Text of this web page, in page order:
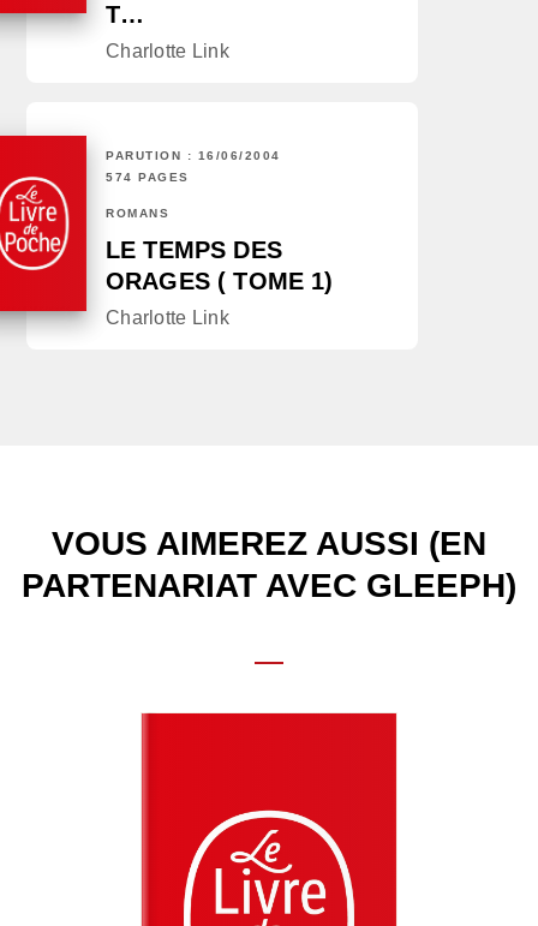
T…
Charlotte Link
PARUTION : 16/06/2004
574 PAGES
ROMANS
LE TEMPS DES
ORAGES ( TOME 1)
Charlotte Link
VOUS AIMEREZ AUSSI (EN
PARTENARIAT AVEC GLEEPH)